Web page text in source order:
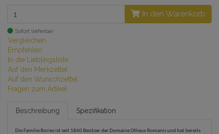
In den Warenkorb
Sofort lieferbar
Vergleichen
Empfehlen
In die Lieblingsliste
Auf den Merkzettel
Auf den Wunschzettel
Fragen zum Artikel
Beschreibung Spezifikation
Die Familie Bories ist seit 1860 Besitzer der Domaine Ollieux Romanis und hat bereits